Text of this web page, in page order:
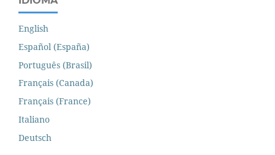
English
Español (España)
Português (Brasil)
Français (Canada)
Français (France)
Italiano
Deutsch